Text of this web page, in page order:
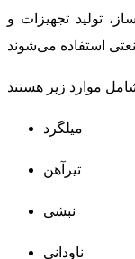
تولید تجهیزات و
میلگرد
تیرآهن
نبشی
ناودانی